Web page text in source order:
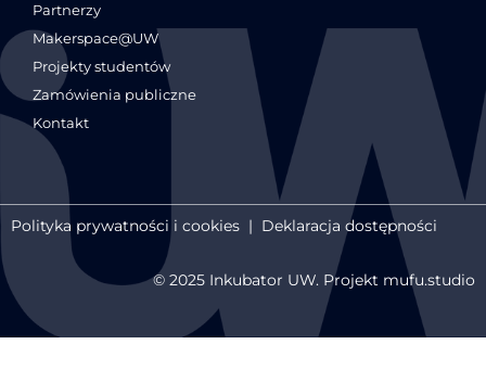
Partnerzy
Makerspace@UW
Projekty studentów
Zamówienia publiczne
Kontakt
Polityka prywatności i cookies | Deklaracja dostępności
© 2025 Inkubator UW. Projekt mufu.studio